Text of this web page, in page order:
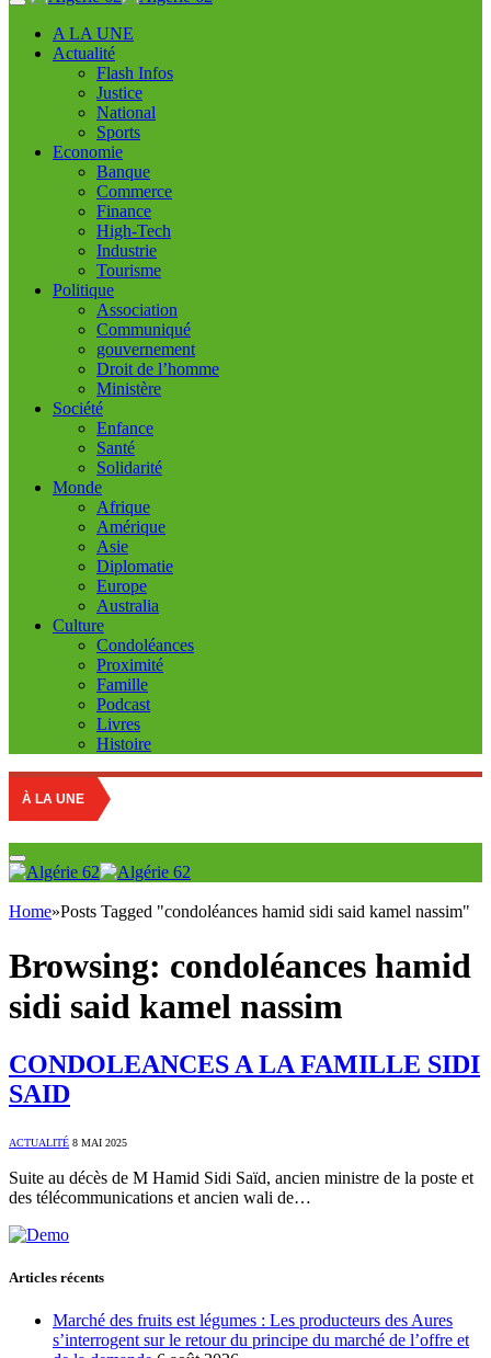
A LA UNE
Actualité
Flash Infos
Justice
National
Sports
Economie
Banque
Commerce
Finance
High-Tech
Industrie
Tourisme
Politique
Association
Communiqué
gouvernement
Droit de l’homme
Ministère
Société
Enfance
Santé
Solidarité
Monde
Afrique
Amérique
Asie
Diplomatie
Europe
Australia
Culture
Condoléances
Proximité
Famille
Podcast
Livres
Histoire
À LA UNE
Home»Posts Tagged "condoléances hamid sidi said kamel nassim"
Browsing: condoléances hamid
sidi said kamel nassim
CONDOLEANCES A LA FAMILLE SIDI
SAID
ACTUALITÉ 8 MAI 2025
Suite au décès de M Hamid Sidi Saïd, ancien ministre de la poste et
des télécommunications et ancien wali de…
Articles récents
Marché des fruits est légumes : Les producteurs des Aures
s’interrogent sur le retour du principe du marché de l’offre et